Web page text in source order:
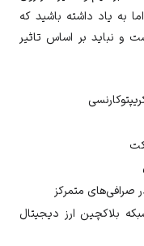
به یاد داشته باشید که
و نباید بر اساس تاثیر
صرافی‌های متمرکز
بلاکچین ارز دیجیتال